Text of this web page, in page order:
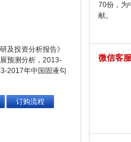
及投资分析报告》
预测分析，2013-
2017年中国固液勾
订购流程
70份，为
献。
微信客服